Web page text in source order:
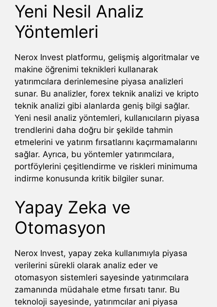
Yeni Nesil Analiz
Yöntemleri
Nerox Invest platformu, gelişmiş algoritmalar ve
makine öğrenimi teknikleri kullanarak
yatırımcılara derinlemesine piyasa analizleri
sunar. Bu analizler, forex teknik analizi ve kripto
teknik analizi gibi alanlarda geniş bilgi sağlar.
Yeni nesil analiz yöntemleri, kullanıcıların piyasa
trendlerini daha doğru bir şekilde tahmin
etmelerini ve yatırım fırsatlarını kaçırmamalarını
sağlar. Ayrıca, bu yöntemler yatırımcılara,
portföylerini çeşitlendirme ve riskleri minimuma
indirme konusunda kritik bilgiler sunar.
Yapay Zeka ve
Otomasyon
Nerox Invest, yapay zeka kullanımıyla piyasa
verilerini sürekli olarak analiz eder ve
otomasyon sistemleri sayesinde yatırımcılara
zamanında müdahale etme fırsatı tanır. Bu
teknoloji sayesinde, yatırımcılar ani piyasa